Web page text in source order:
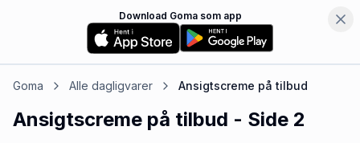
Download Goma som app
Goma Alle dagligvarer Ansigtscreme på tilbud
Ansigtscreme på tilbud - Side 2